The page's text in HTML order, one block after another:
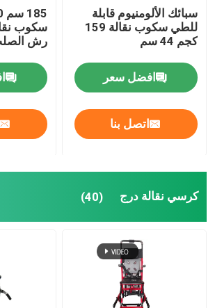
سبائك الألومنيوم قابلة
للطي سكوب نقالة 159
كجم 44 سم
افضل سعر
اتصل بنا
سكوب
رش
كرسي نقالة درج (40)